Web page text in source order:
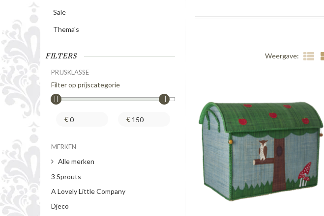
Sale
Thema's
FILTERS
PRIJSKLASSE
Filter op prijscategorie
€ €
MERKEN
Alle merken
3 Sprouts
A Lovely Little Company
Djeco
Weergave